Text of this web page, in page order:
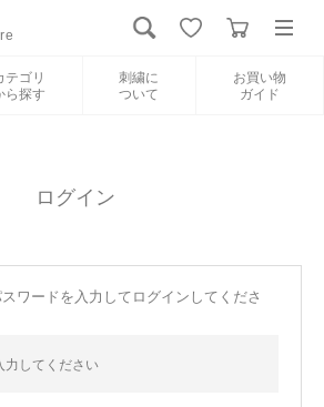
テゴリ
ら探す
刺繍に
ついて
お買い物
ガイド
新規会員登録
ログイン
ワードを入力してログインしてくださ